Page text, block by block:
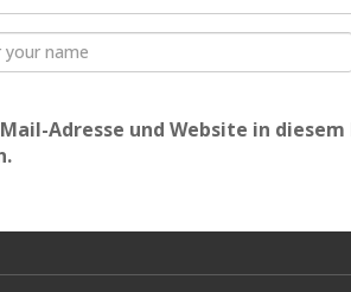
Adresse und Website in